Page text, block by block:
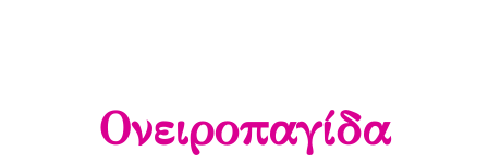
Ονειροπαγίδα